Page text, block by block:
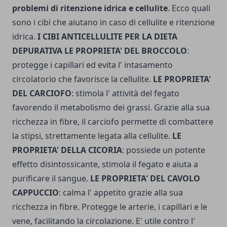
problemi di ritenzione idrica e cellulite. Ecco quali
sono i cibi che aiutano in caso di cellulite e ritenzione
idrica. I CIBI ANTICELLULITE PER LA DIETA
DEPURATIVA LE PROPRIETA' DEL BROCCOLO:
protegge i capillari ed evita l' intasamento
circolatorio che favorisce la cellulite. LE PROPRIETA'
DEL CARCIOFO: stimola l' attività del fegato
favorendo il metabolismo dei grassi. Grazie alla sua
ricchezza in fibre, il carciofo permette di combattere
la stipsi, strettamente legata alla cellulite. LE
PROPRIETA' DELLA CICORIA: possiede un potente
effetto disintossicante, stimola il fegato e aiuta a
purificare il sangue. LE PROPRIETA' DEL CAVOLO
CAPPUCCIO: calma l' appetito grazie alla sua
ricchezza in fibre. Protegge le arterie, i capillari e le
vene, facilitando la circolazione. E' utile contro l'